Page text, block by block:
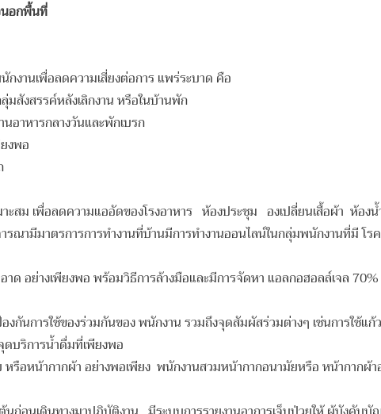
นอกพื้นที่
กงานเพื่อลดความเสี่ยงต่อการ แพร่ระบาด คือ
มสังสรรค์หลังเลิกงาน หรือในบ้านพัก
อาหารกลางวันและพักเบรก
งพอ
ะสม เพื่อลดความแออัดของโรงอาหาร ห้องประชุม องเปลี่ยนเสื้อผ้า ห้อง
ณามีมาตรการการทำงานที่บ้านมีการทำงานออนไลน์ในกลุ่มพนักงานที่มี โร
าด อย่างเพียงพอพร้อมวิธีการล้างมือและมีการจัดหา แอลกอฮอลล์เจล
กันการใช้ของร่วมกันของ พนักงาน รวมถึงจุดสัมผัสร่วมต่างๆ เช่นการใช้
ดบริการน้ำดื่มที่เพียงพอ
รือหน้ากากผ้า อย่างพอเพียง พนักงานสวมหน้ากากอนามัยหรือ หน้ากากผ้